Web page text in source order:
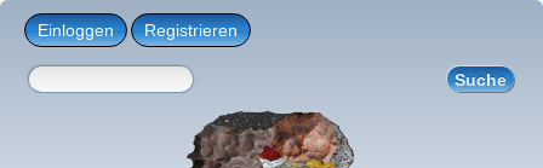
Einloggen Registrieren